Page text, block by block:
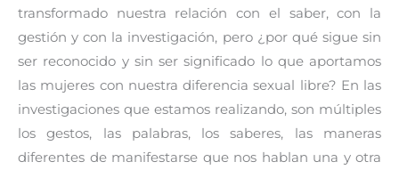
transformado nuestra relación con el saber, con la
gestión y con la investigación, pero ¿por qué sigue sin
ser reconocido y sin ser significado lo que aportamos
las mujeres con nuestra diferencia sexual libre? En las
investigaciones que estamos realizando, son múltiples
los gestos, las palabras, los saberes, las maneras
diferentes de manifestarse que nos hablan una y otra